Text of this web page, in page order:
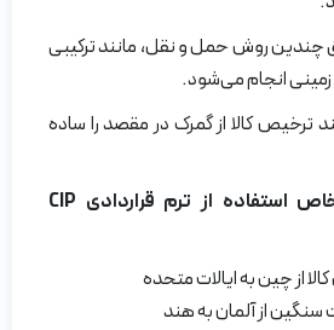
چندین روش حمل و نقل، مانند ترکیبی
انجام می‌شود.
ترخیص کالا از گمرک در مقصد را ساده
استفاده از ترم قراردادی
از چین به ایالات متحده
از آلمان به هند